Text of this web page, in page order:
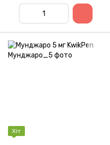
Хіт